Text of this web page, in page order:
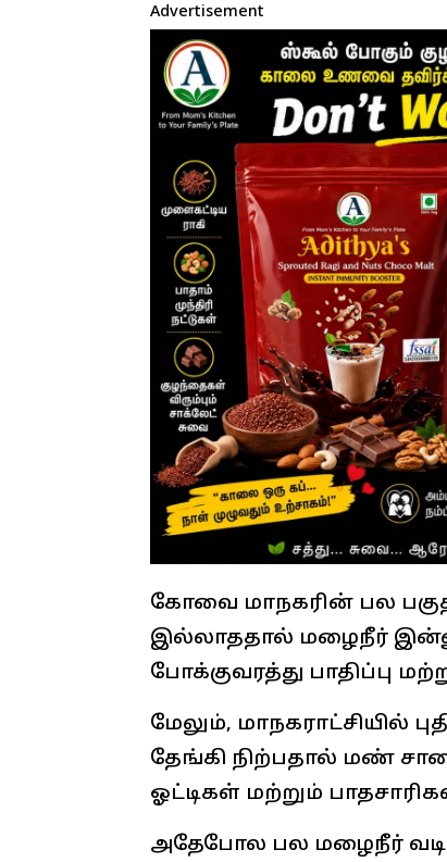
Advertisement
கோவை மாநகரின் பல
இல்லாததால் மழைநீர்
போக்குவரத்து பாதிப்பு
மேலும், மாநகராட்சியில்
தேங்கி நிற்பதால் மண்
ஓட்டிகள் மற்றும்
அதேபோல பல மழைநீர்